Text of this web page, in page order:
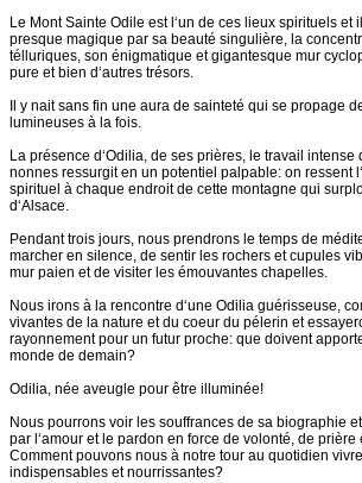
Le Mont Sainte Odile est l‘un de ces lieux spirituels et
presque magique par sa beauté singulière, la
télluriques, son énigmatique et gigantesque mur
pure et bien d‘autres trésors.
Il y nait sans fin une aura de sainteté qui se propage
lumineuses à la fois.
La présence d‘Odilia, de ses prières, le travail intense
nonnes ressurgit en un potentiel palpable: on ressent
spirituel à chaque endroit de cette montagne qui
d‘Alsace.
Pendant trois jours, nous prendrons le temps de
marcher en silence, de sentir les rochers et cupules
mur paien et de visiter les émouvantes chapelles.
Nous irons à la rencontre d‘une Odilia guérisseuse,
vivantes de la nature et du coeur du pélerin et
rayonnement pour un futur proche: que doivent
monde de demain?
Odilia, née aveugle pour être illuminée!
Nous pourrons voir les souffrances de sa biographie
par l‘amour et le pardon en force de volonté, de prière
Comment pouvons nous à notre tour au quotidien
indispensables et nourrissantes?